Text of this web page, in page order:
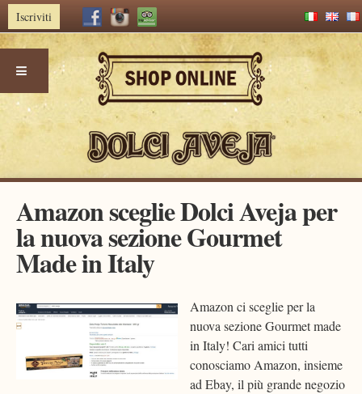
Iscriviti
contentAmazon sceglie Dolci Aveja per
la nuova sezione Gourmet
Made in Italy
Amazon ci sceglie per la
nuova sezione Gourmet made
in Italy! Cari amici tutti
conosciamo Amazon, insieme
ad Ebay, il più grande negozio